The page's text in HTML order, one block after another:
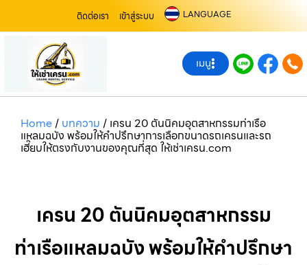
ติดต่อเรา เข้าสู่ระบบ LANGUAGE
เมนู
Home/ บทความ / เครน 20 ตันนิคมอุตสาหกรรมท่าเรือ
แหลมฉบัง พร้อมให้คำปรึกษาการเลือกขนาดรถเครนและรถ
เฮี๊ยบให้ตรงกับงานของคุณที่สุด ให้เช่าเครน.com
เครน 20 ตันนิคมอุตสาหกรรม
ท่าเรือแหลมฉบัง พร้อมให้คำปรึกษา